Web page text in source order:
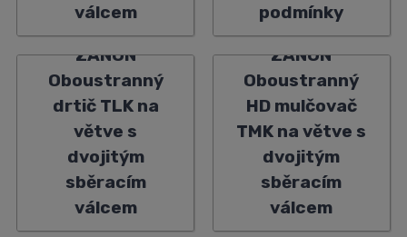
válcem
podmínky
ZANON
Oboustranný
drtič TLK na
větve s
dvojitým
sběracím
válcem
ZANON
Oboustranný
HD mulčovač
TMK na větve s
dvojitým
sběracím
válcem